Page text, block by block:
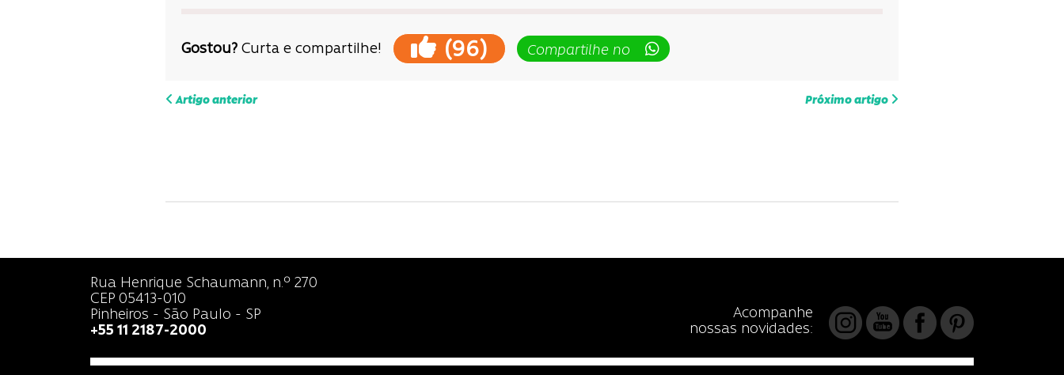
Gostou? Curta e compartilhe! (96) Compartilhe no
Navegação
Artigo anterior Próximo artigo
Rua Henrique Schaumann, n.º 270
CEP 05413-010
Pinheiros - São Paulo - SP
+55 11 2187-2000
Acompanhe
nossas novidades: